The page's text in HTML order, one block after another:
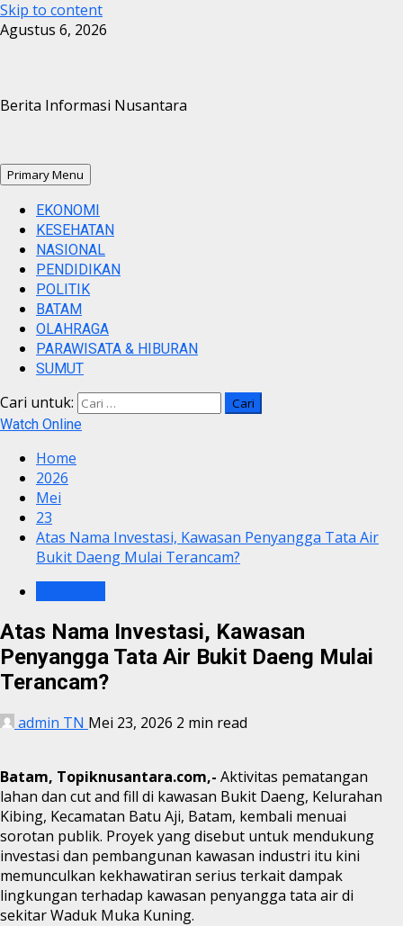
Skip to content
Agustus 6, 2026
Berita Informasi Nusantara
Primary Menu
EKONOMI
KESEHATAN
NASIONAL
PENDIDIKAN
POLITIK
BATAM
OLAHRAGA
PARAWISATA & HIBURAN
SUMUT
Cari untuk:
Watch Online
Home
2026
Mei
23
Atas Nama Investasi, Kawasan Penyangga Tata Air
Bukit Daeng Mulai Terancam?
Atas Nama Investasi, Kawasan
Penyangga Tata Air Bukit Daeng Mulai
Terancam?
admin TN Mei 23, 2026 2 min read
Batam, Topiknusantara.com,- Aktivitas pematangan
lahan dan cut and fill di kawasan Bukit Daeng, Kelurahan
Kibing, Kecamatan Batu Aji, Batam, kembali menuai
sorotan publik. Proyek yang disebut untuk mendukung
investasi dan pembangunan kawasan industri itu kini
memunculkan kekhawatiran serius terkait dampak
lingkungan terhadap kawasan penyangga tata air di
sekitar Waduk Muka Kuning.